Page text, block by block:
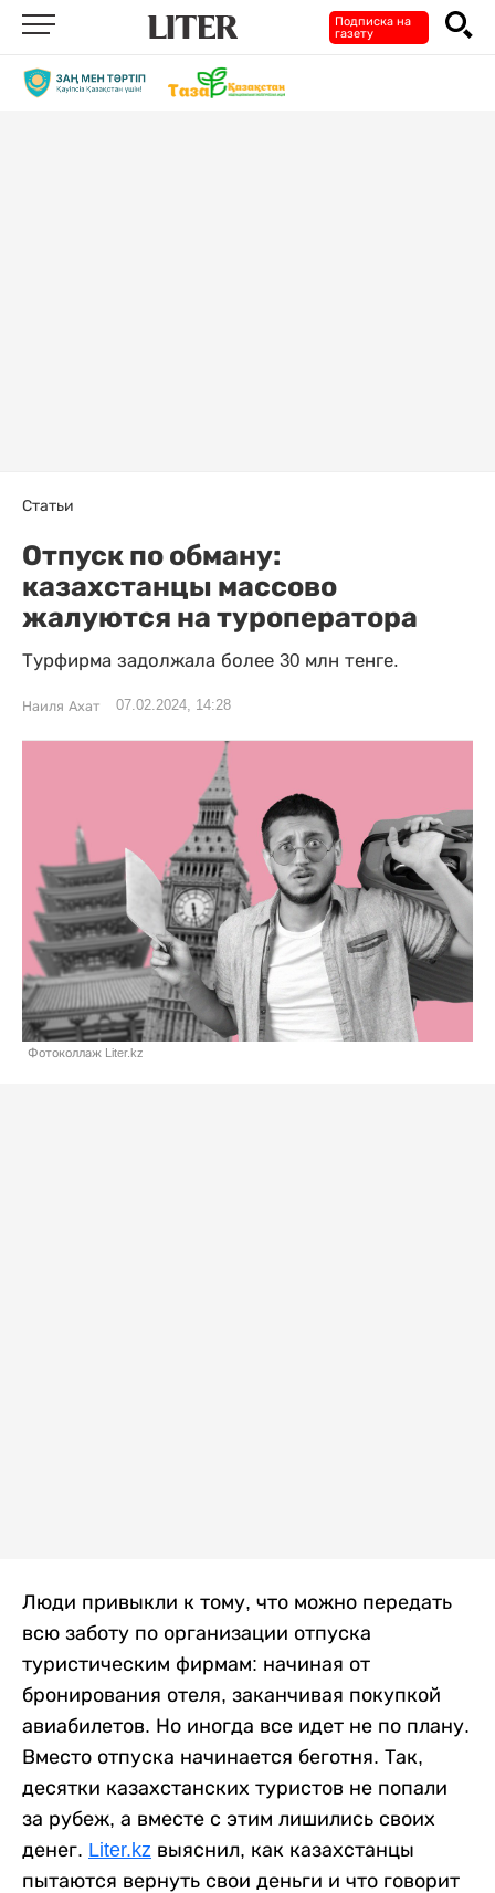
Подписка на
газету
Статьи
Отпуск по обману:
казахстанцы массово
жалуются на туроператора
Турфирма задолжала более 30 млн тенге.
Наиля Ахат 07.02.2024, 14:28
Фотоколлаж Liter.kz
Люди привыкли к тому, что можно передать
всю заботу по организации отпуска
туристическим фирмам: начиная от
бронирования отеля, заканчивая покупкой
авиабилетов. Но иногда все идет не по плану.
Вместо отпуска начинается беготня. Так,
десятки казахстанских туристов не попали
за рубеж, а вместе с этим лишились своих
денег. Liter.kz выяснил, как казахстанцы
пытаются вернуть свои деньги и что говорит